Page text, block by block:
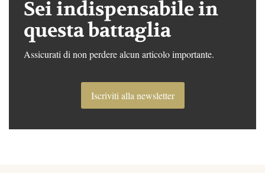
Sei indispensabile in
questa battaglia
Assicurati di non perdere alcun articolo importante.
Iscriviti alla newsletter